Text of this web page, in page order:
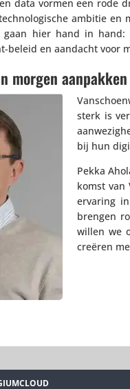
data vormen een rode
ambitie en
gaan hier hand in
beleid en aandacht voor
morgen aanpakken
sterk is
bij hun
Pekka
komst van
ervaring
brengen
willen we
creëren